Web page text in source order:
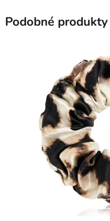
Podobné produkty